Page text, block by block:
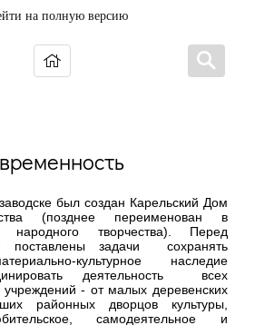
на полную версию
был создан Карельский Дом
(позднее переименован в
народного творчества). Перед
поставлены задачи сохранять
культурное наследие
деятельность всех
учреждений - от малых деревенских
районных дворцов культуры,
самодеятельное и